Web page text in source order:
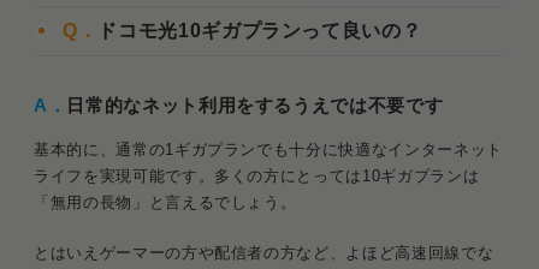
Q． ドコモ光10ギガプランって良いの？
A． 日常的なネット利用をするうえでは不要です
基本的に、通常の1ギガプランでも十分に快適なインターネット
ライフを実現可能です。多くの方にとっては10ギガプランは
「無用の長物」と言えるでしょう。
とはいえゲーマーの方や配信者の方など、よほど高速回線でな